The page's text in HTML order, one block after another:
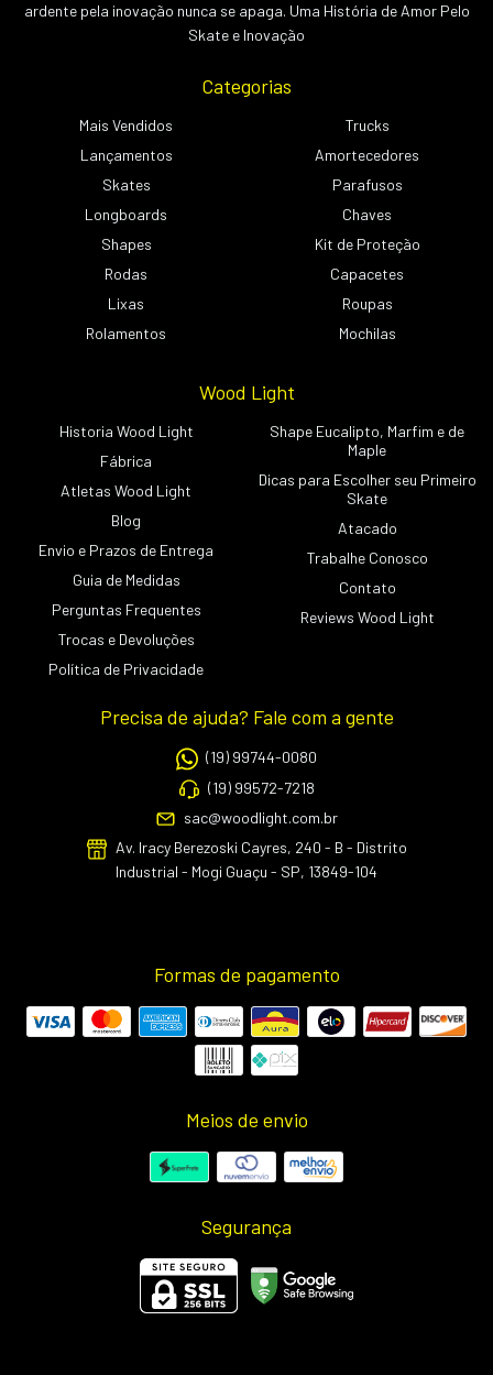
ardente pela inovação nunca se apaga. Uma História de Amor Pelo
Skate e Inovação
Categorias
Mais Vendidos
Lançamentos
Skates
Longboards
Shapes
Rodas
Lixas
Rolamentos
Trucks
Amortecedores
Parafusos
Chaves
Kit de Proteção
Capacetes
Roupas
Mochilas
Wood Light
Historia Wood Light
Fábrica
Atletas Wood Light
Blog
Envio e Prazos de Entrega
Guia de Medidas
Perguntas Frequentes
Trocas e Devoluções
Política de Privacidade
Shape Eucalipto, Marfim e de
Maple
Dicas para Escolher seu Primeiro
Skate
Atacado
Trabalhe Conosco
Contato
Reviews Wood Light
Precisa de ajuda? Fale com a gente
(19) 99744-0080
(19) 99572-7218
sac@woodlight.com.br
Av. Iracy Berezoski Cayres, 240 - B - Distrito
Industrial - Mogi Guaçu - SP, 13849-104
Formas de pagamento
Meios de envio
Segurança